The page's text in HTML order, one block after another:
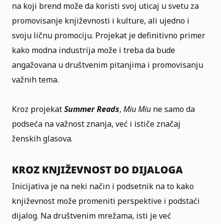
na koji brend može da koristi svoj uticaj u svetu za
promovisanje književnosti i kulture, ali ujedno i
svoju ličnu promociju. Projekat je definitivno primer
kako modna industrija može i treba da bude
angažovana u društvenim pitanjima i promovisanju
važnih tema.
Kroz projekatSummer Reads, Miu Miu ne samo da
podseća na važnost znanja, već i ističe značaj
ženskih glasova.
KROZ KNJIŽEVNOST DO DIJALOGA
Inicijativa je na neki način i podsetnik na to kako
književnost može promeniti perspektive i podstaći
dijalog. Na društvenim mrežama, isti je već